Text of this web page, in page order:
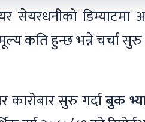
सेयरधनीको
कति हुन्छ भन्ने चर्चा
कारोबार सुरु गर्दाबुक